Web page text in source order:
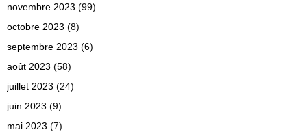
novembre 2023 (99)
octobre 2023 (8)
septembre 2023 (6)
août 2023 (58)
juillet 2023 (24)
juin 2023 (9)
mai 2023 (7)